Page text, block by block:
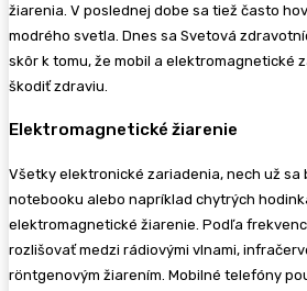
žiarenia. V poslednej dobe sa tiež často
modrého svetla. Dnes sa Svetová
skôr k tomu, že mobil a elektromagnetické
škodiť zdraviu.
Elektromagnetické žiarenie
Všetky elektronické zariadenia, nech už sa
notebooku alebo napríklad chytrých
elektromagnetické žiarenie. Podľa
rozlišovať medzi rádiovými vlnami,
röntgenovým žiarením. Mobilné telefóny